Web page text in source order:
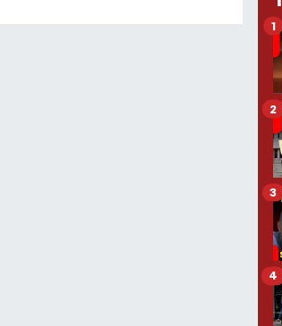
1
2
3
4